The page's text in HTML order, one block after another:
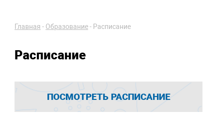
Главная - Образование- Расписание
Расписание
ПОСМОТРЕТЬ РАСПИСАНИЕ